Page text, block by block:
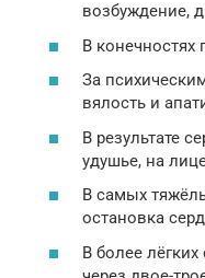
возбуждение,
В конечностях
За
вялость и
В результате
удушье, на
В самых
остановка
В более